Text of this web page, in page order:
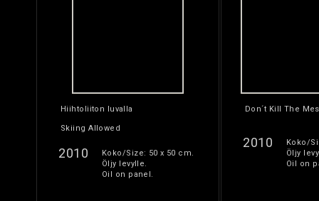
Hiihtoliiton luvalla
Skiing Allowed
2010
Koko/Size: 50 x 50 cm.
Öljy levylle.
Oil on panel.
Don´t Kill The
2010
Koko/
Öljy
Oil on